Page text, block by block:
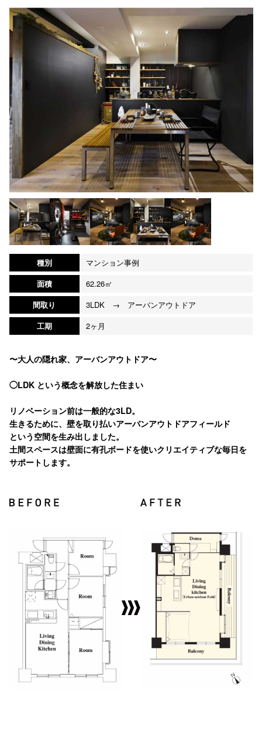
種別
マンション事例
面積
62.26㎡
間取り
3LDK → アーバンアウトドア
工期
2ヶ月
〜大人の隠れ家、アーバンアウトドア〜
◯LDK という概念を解放した住まい
リノベーション前は一般的な3LD。
生きるために、壁を取り払いアーバンアウトドアフィールド
という空間を生み出しました。
土間スペースは壁面に有孔ボードを使いクリエイティブな毎日を
サポートします。